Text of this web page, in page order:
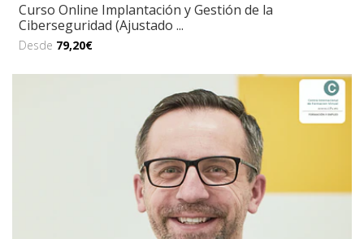
Curso Online Implantación y Gestión de la
Ciberseguridad (Ajustado ...
Desde 79,20€